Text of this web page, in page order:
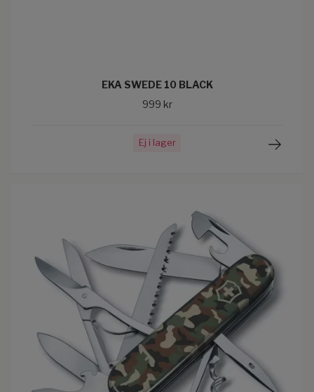
EKA SWEDE 10 BLACK
999 kr
Ej i lager